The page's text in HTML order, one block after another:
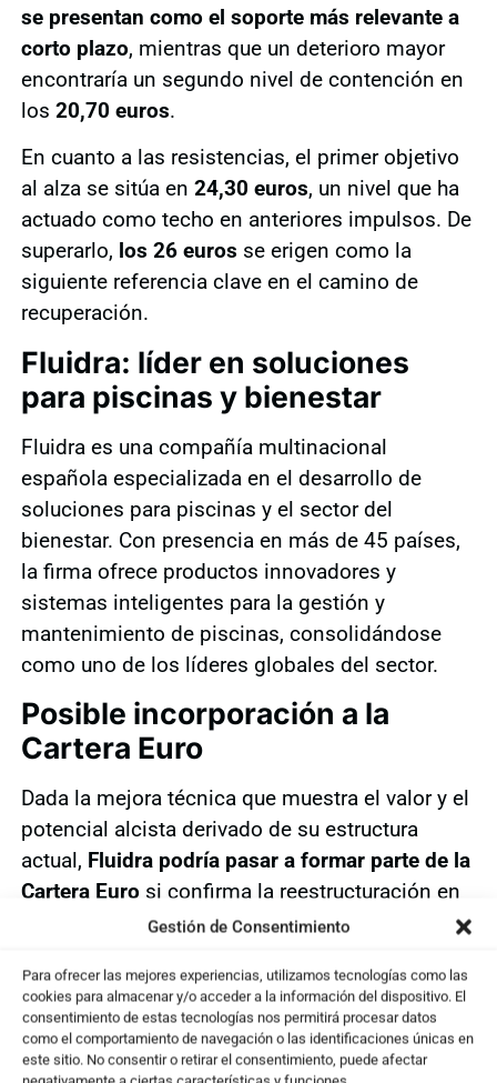
Gestión de Consentimiento
Para ofrecer las mejores experiencias, utilizamos tecnologías como las
cookies para almacenar y/o acceder a la información del dispositivo. El
consentimiento de estas tecnologías nos permitirá procesar datos
como el comportamiento de navegación o las identificaciones únicas en
este sitio. No consentir o retirar el consentimiento, puede afectar
se presentan como el soporte más relevante a
corto plazo, mientras que un deterioro mayor
encontraría un segundo nivel de contención en
los 20,70 euros.
En cuanto a las resistencias, el primer objetivo
al alza se sitúa en 24,30 euros, un nivel que ha
actuado como techo en anteriores impulsos. De
superarlo, los 26 euros se erigen como la
siguiente referencia clave en el camino de
recuperación.
Fluidra: líder en soluciones
para piscinas y bienestar
Fluidra es una compañía multinacional
española especializada en el desarrollo de
soluciones para piscinas y el sector del
bienestar. Con presencia en más de 45 países,
la firma ofrece productos innovadores y
sistemas inteligentes para la gestión y
mantenimiento de piscinas, consolidándose
como uno de los líderes globales del sector.
Posible incorporación a la
Cartera Euro
Dada la mejora técnica que muestra el valor y el
potencial alcista derivado de su estructura
actual, Fluidra podría pasar a formar parte de la
Cartera Eurosi confirma la reestructuración en
las próximas sesiones. Un cierre firme por
positivo y abriría la puerta a mayores avances
en el corto y medio plazo.
Datos Operativos